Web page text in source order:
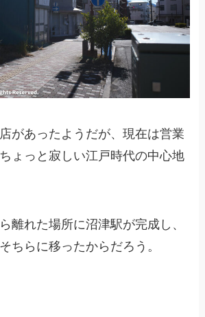
があったようだが、現在は営業
ょっと寂しい江戸時代の中心地
離れた場所に沼津駅が完成し、
ちらに移ったからだろう。